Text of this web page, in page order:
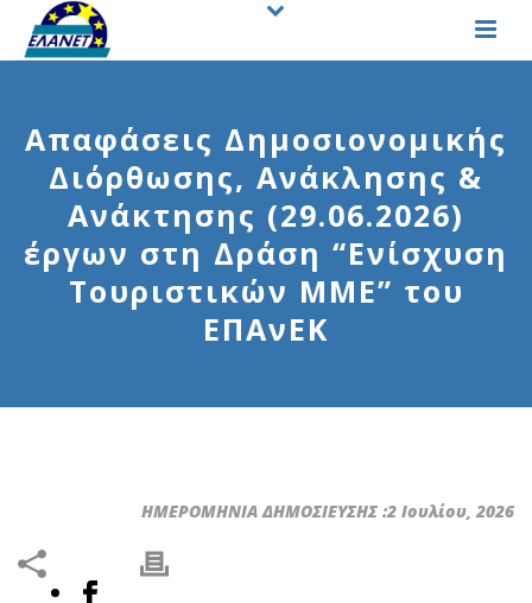
Απαφάσεις Δημοσιονομικής
Διόρθωσης, Ανάκλησης &
Ανάκτησης (29.06.2026)
έργων στη Δράση “Ενίσχυση
Τουριστικών ΜΜΕ” του
ΕΠΑνΕΚ
ΗΜΕΡΟΜΗΝΙΑ ΔΗΜΟΣΙΕΥΣΗΣ :2 Ιουλίου, 2026